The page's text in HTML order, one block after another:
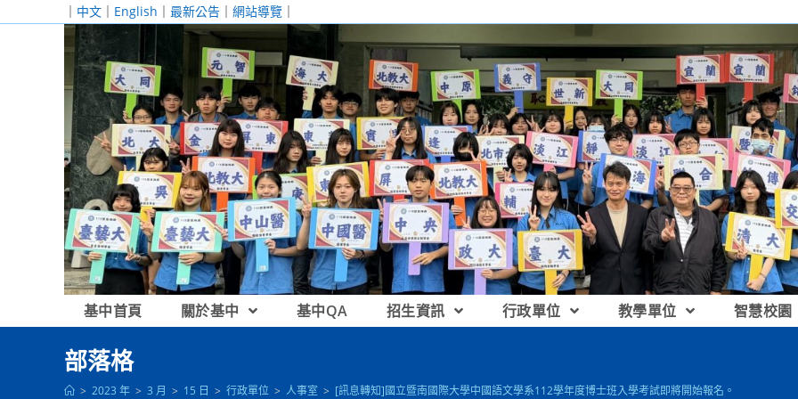
｜ 中文 ｜ English ｜ 最新公告 ｜ 網站導覽 ｜
基中首頁 關於基中 基中QA 招生資訊 行政單位 教學單位 智慧校園
部落格
> 2023 年 > 3 月 > 15 日 > 行政單位 > 人事室 > [訊息轉知]國立暨南國際大學中國語文學系112學年度博士班入學考試即將開始報名。